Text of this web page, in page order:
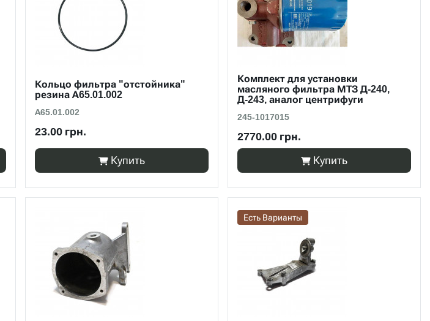
Кольцо фильтра "отстойника"
резина А65.01.002
А65.01.002
23.00 грн.
Купить
Комплект для установки
масляного фильтра МТЗ Д-240,
Д-243, аналог центрифуги
245-1017015
2770.00 грн.
Купить
Есть Варианты